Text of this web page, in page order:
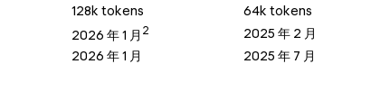
128k tokens
64k tokens
2026 年 1 月 2
2025 年 2 月
2026 年 1 月 2025 年 7 月